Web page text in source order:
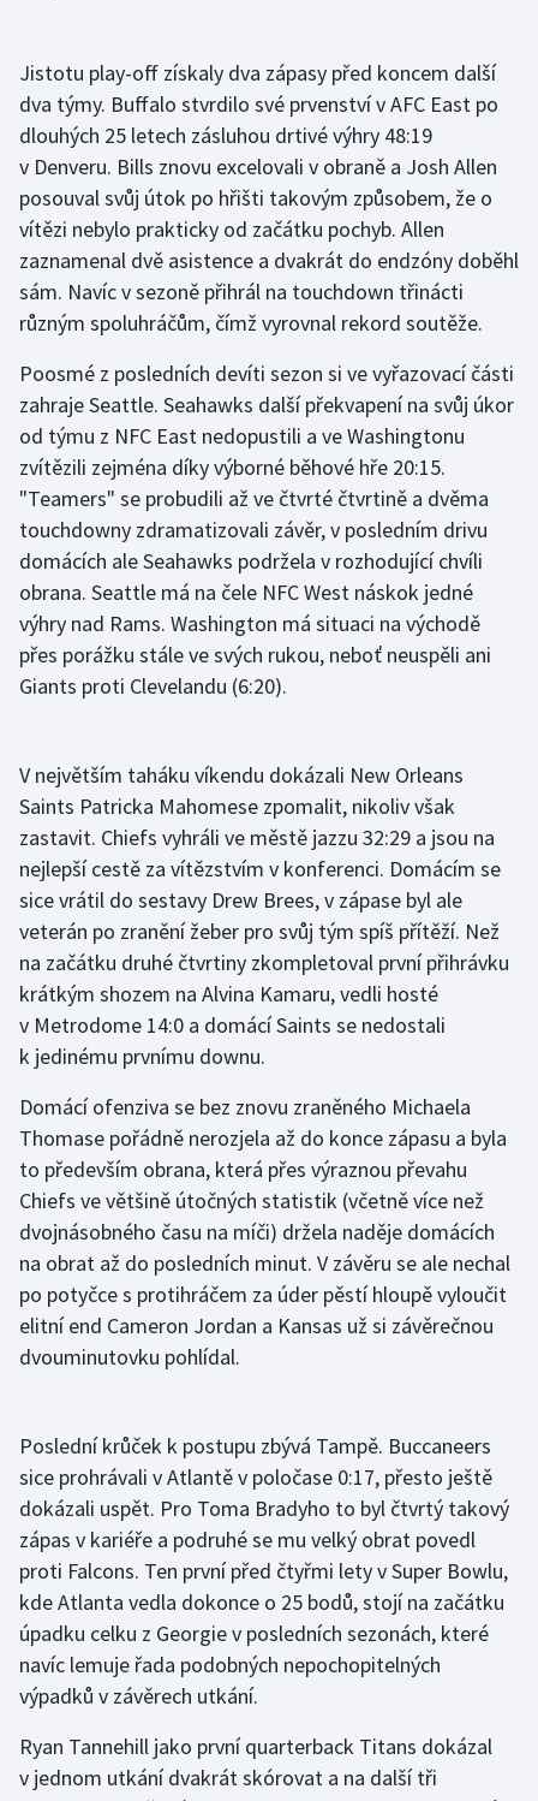
Short track
Sportovní střelba
Stolní tenis
Triatlon
Veslování
Vodní slalom
Volejbal
Ostatní
Jistotu play-off získaly dva zápasy před koncem další
dva týmy. Buffalo stvrdilo své prvenství v AFC East po
dlouhých 25 letech zásluhou drtivé výhry 48:19
v Denveru. Bills znovu excelovali v obraně a Josh Allen
posouval svůj útok po hřišti takovým způsobem, že o
vítězi nebylo prakticky od začátku pochyb. Allen
zaznamenal dvě asistence a dvakrát do endzóny doběhl
sám. Navíc v sezoně přihrál na touchdown třinácti
různým spoluhráčům, čímž vyrovnal rekord soutěže.
Poosmé z posledních devíti sezon si ve vyřazovací části
zahraje Seattle. Seahawks další překvapení na svůj úkor
od týmu z NFC East nedopustili a ve Washingtonu
zvítězili zejména díky výborné běhové hře 20:15.
"Teamers" se probudili až ve čtvrté čtvrtině a dvěma
touchdowny zdramatizovali závěr, v posledním drivu
domácích ale Seahawks podržela v rozhodující chvíli
obrana. Seattle má na čele NFC West náskok jedné
výhry nad Rams. Washington má situaci na východě
přes porážku stále ve svých rukou, neboť neuspěli ani
Giants proti Clevelandu (6:20).
V největším taháku víkendu dokázali New Orleans
Saints Patricka Mahomese zpomalit, nikoliv však
zastavit. Chiefs vyhráli ve městě jazzu 32:29 a jsou na
nejlepší cestě za vítězstvím v konferenci. Domácím se
sice vrátil do sestavy Drew Brees, v zápase byl ale
veterán po zranění žeber pro svůj tým spíš přítěží. Než
na začátku druhé čtvrtiny zkompletoval první přihrávku
krátkým shozem na Alvina Kamaru, vedli hosté
v Metrodome 14:0 a domácí Saints se nedostali
k jedinému prvnímu downu.
Domácí ofenziva se bez znovu zraněného Michaela
Thomase pořádně nerozjela až do konce zápasu a byla
to především obrana, která přes výraznou převahu
Chiefs ve většině útočných statistik (včetně více než
dvojnásobného času na míči) držela naděje domácích
na obrat až do posledních minut. V závěru se ale nechal
po potyčce s protihráčem za úder pěstí hloupě vyloučit
elitní end Cameron Jordan a Kansas už si závěrečnou
dvouminutovku pohlídal.
Poslední krůček k postupu zbývá Tampě. Buccaneers
sice prohrávali v Atlantě v poločase 0:17, přesto ještě
dokázali uspět. Pro Toma Bradyho to byl čtvrtý takový
zápas v kariéře a podruhé se mu velký obrat povedl
proti Falcons. Ten první před čtyřmi lety v Super Bowlu,
kde Atlanta vedla dokonce o 25 bodů, stojí na začátku
úpadku celku z Georgie v posledních sezonách, které
navíc lemuje řada podobných nepochopitelných
výpadků v závěrech utkání.
Ryan Tannehill jako první quarterback Titans dokázal
v jednom utkání dvakrát skórovat a na další tři